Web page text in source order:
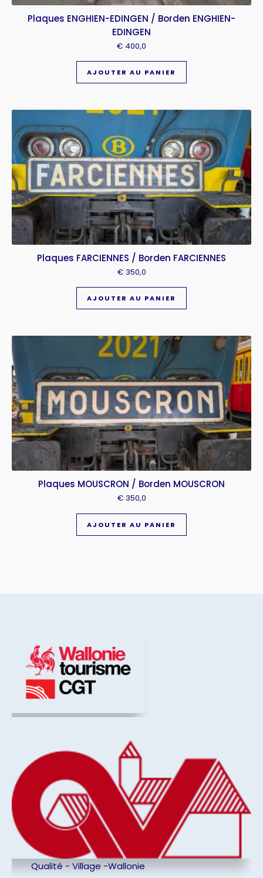
Plaques ENGHIEN-EDINGEN / Borden ENGHIEN-
EDINGEN
€ 400,0
AJOUTER AU PANIER
Plaques FARCIENNES / Borden FARCIENNES
€ 350,0
AJOUTER AU PANIER
Plaques MOUSCRON / Borden MOUSCRON
€ 350,0
AJOUTER AU PANIER
Qualité - Village -Wallonie